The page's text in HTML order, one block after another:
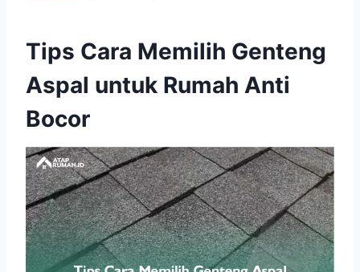
Tips Cara Memilih Genteng
Aspal untuk Rumah Anti
Bocor